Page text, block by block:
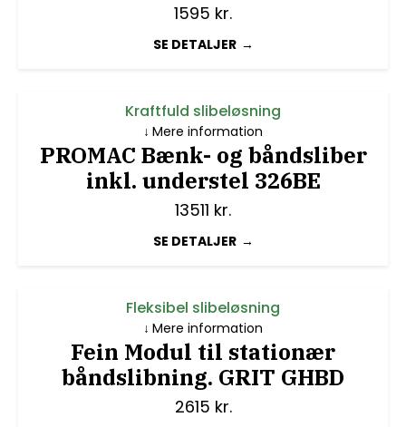
1595 kr.
SE DETALJER
Kraftfuld slibeløsning
PROMAC Bænk- og båndsliber
inkl. understel 326BE
13511 kr.
SE DETALJER
Mere information
Fleksibel slibeløsning
Fein Modul til stationær
båndslibning. GRIT GHBD
2615 kr.
Mere information